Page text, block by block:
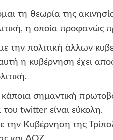
τη θεωρία της
η οποία προφανώς
την πολιτική άλλων
η κυβέρνηση έχει
σημαντική
twitter είναι εύκολη.
Κυβέρνηση της